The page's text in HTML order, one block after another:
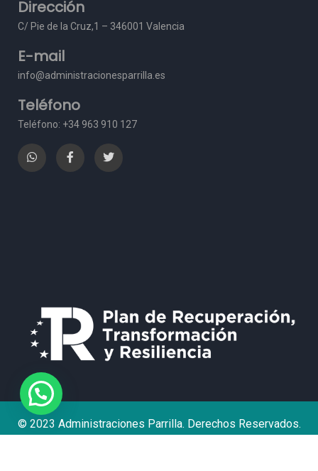
Dirección
C/ Pie de la Cruz,1 – 346001 Valencia
E-mail
info@administracionesparrilla.es
Teléfono
Teléfono: +34 963 910 127
© 2023 Administraciones Parrilla. Derechos Reservados.